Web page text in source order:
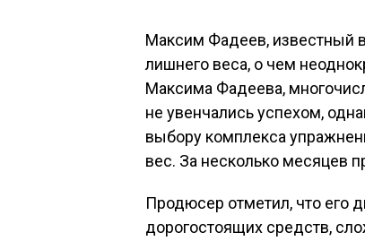
Максим Фадеев, известный
лишнего веса, о чем
Максима Фадеева,
не увенчались успехом,
выбору комплекса
вес. За несколько месяцев
Продюсер отметил, что его
дорогостоящих средств,